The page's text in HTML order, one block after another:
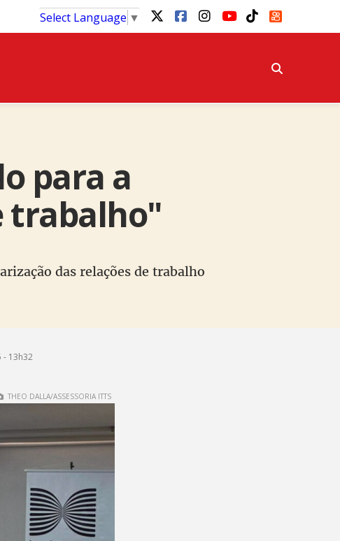
Select Language ▼
para a
trabalho"
das relações de trabalho
- 13h32
THEO DALLA/ASSESSORIA ITTS